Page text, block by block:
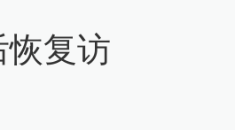
复访